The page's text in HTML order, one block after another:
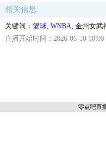
相关信息
关键词： 篮球 WNBA , 金州女
直播开始时间：2026-06-10 10:00
零点吧直